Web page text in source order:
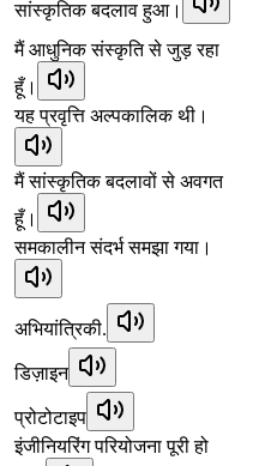
सांस्कृतिक बदलाव हुआ।
मैं आधुनिक संस्कृति से जुड़ रहा
हूँ।
यह प्रवृत्ति अल्पकालिक थी।
मैं सांस्कृतिक बदलावों से अवगत
हूँ।
समकालीन संदर्भ समझा गया।
अभियांत्रिकी.
डिज़ाइन
प्रोटोटाइप
इंजीनियरिंग परियोजना पूरी हो